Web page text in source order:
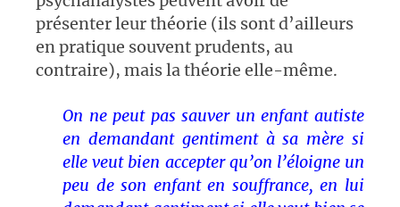
présenter leur théorie (ils sont d’ailleurs
en pratique souvent prudents, au
contraire), mais la théorie elle-même.
On ne peut pas sauver un enfant autiste
en demandant gentiment à sa mère si
elle veut bien accepter qu’on l’éloigne un
peu de son enfant en souffrance, en lui